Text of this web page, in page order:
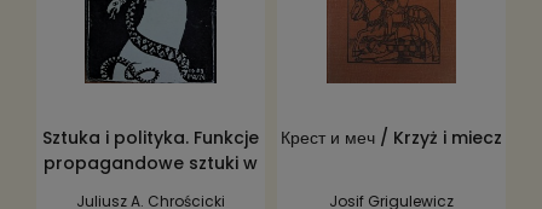
Sztuka i polityka. Funkcje
propagandowe sztuki w
Juliusz A. Chrościcki
Крест и меч / Krzyż i miecz
Josif Grigulewicz